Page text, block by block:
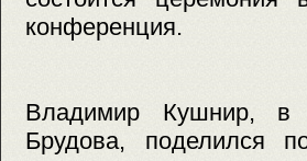
конференция.
Владимир Кушнир, в
Брудова, поделился